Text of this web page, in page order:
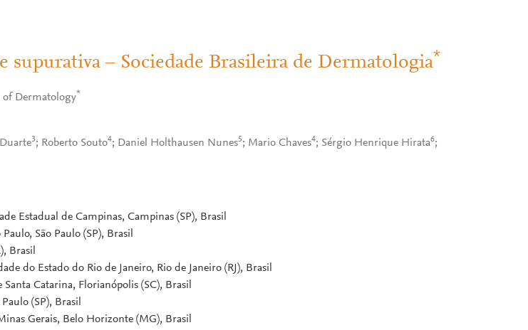
– Sociedade Brasileira de Dermatologia*
of Dermatology*
3; Roberto Souto4; Daniel Holthausen Nunes5; Mario Chaves4; Sérgio Henrique Hirata6;
Estadual de Campinas, Campinas (SP), Brasil
São Paulo (SP), Brasil
Brasil
do Estado do Rio de Janeiro, Rio de Janeiro (RJ), Brasil
Catarina, Florianópolis (SC), Brasil
(SP), Brasil
Gerais, Belo Horizonte (MG), Brasil